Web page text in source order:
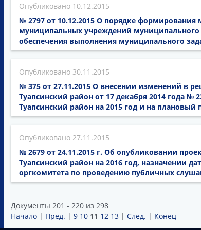
10.12.2015
№ 2797 от 10.12.2015 О порядке
муниципальных учреждений муниципального
обеспечения выполнения муниципального
30.11.2015
№ 375 от 27.11.2015 О внесении изменений в
Туапсинский район от 17 декабря 2014 года
Туапсинский район на 2015 год и на плановый
27.11.2015
№ 2679 от 24.11.2015 г. Об опубликовании
Туапсинский район на 2016 год, назначении
оргкомитета по проведению публичных
Документы 201 - 220 из 298
Начало| Пред. | 9 10 11 12 13| След. | Конец